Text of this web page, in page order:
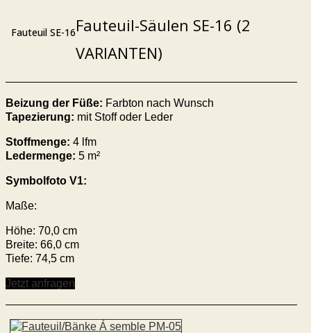
Fauteuil SE-16Fauteuil-Säulen SE-16 (2
VARIANTEN)
Beizung der Füße: Farbton nach Wunsch
Tapezierung: mit Stoff oder Leder
Stoffmenge: 4 lfm
Ledermenge: 5 m²
Symbolfoto V1:
Maße:
Höhe: 70,0 cm
Breite: 66,0 cm
Tiefe: 74,5 cm
Jetzt anfragen